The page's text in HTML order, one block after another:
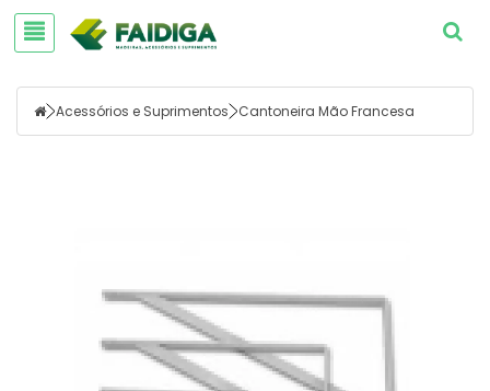
Acessórios e Suprimentos Cantoneira Mão Francesa